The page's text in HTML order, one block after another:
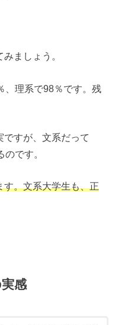
ましょう。
、理系で98％です。残
すが、文系だって
のです。
す。文系大学生も、正
感